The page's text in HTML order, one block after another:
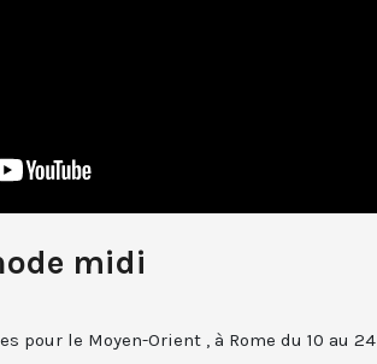
midi
pour le Moyen-Orient , à Rome du 10 au 24